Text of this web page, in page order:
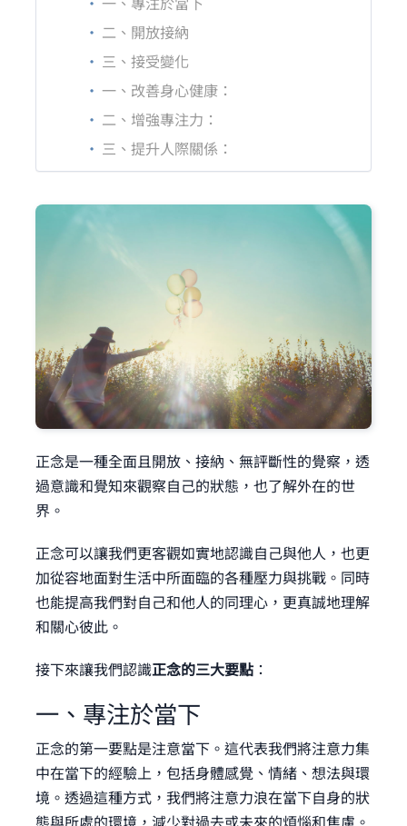
二、開放接納
三、接受變化
一、改善身心健康：
二、增強專注力：
三、提升人際關係：
正念是一種全面且開放、接納、無評斷性的覺察，透
過意識和覺知來觀察自己的狀態，也了解外在的世
界。
正念可以讓我們更客觀如實地認識自己與他人，也更
加從容地面對生活中所面臨的各種壓力與挑戰。同時
也能提高我們對自己和他人的同理心，更真誠地理解
和關心彼此。
接下來讓我們認識正念的三大要點：
一、專注於當下
正念的第一要點是注意當下。這代表我們將注意力集
中在當下的經驗上，包括身體感覺、情緒、想法與環
境。透過這種方式，我們將注意力浪在當下自身的狀
態與所處的環境，減少對過去或未來的煩惱和焦慮。